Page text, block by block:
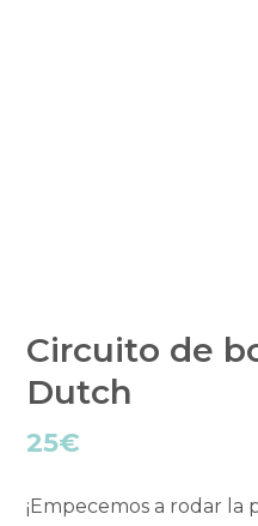
Circuito de
Dutch
25€
¡Empecemos a rodar la